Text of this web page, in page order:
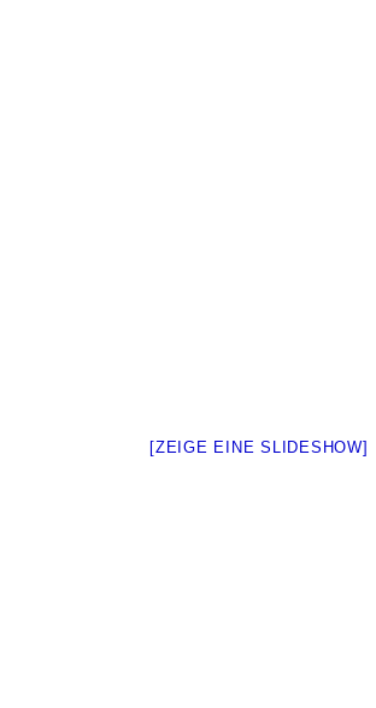
[ZEIGE EINE SLIDESHOW]